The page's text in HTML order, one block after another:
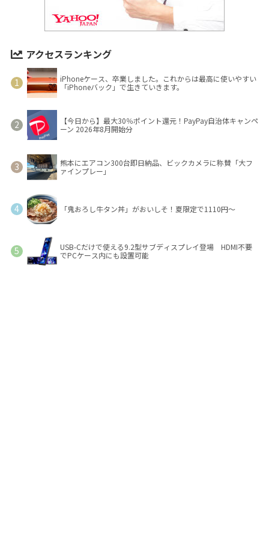
アクセスランキング
iPhoneケース、卒業しました。これからは最高に使いやすい
「iPhoneバック」で生きていきます。
【今日から】最大30％ポイント還元！PayPay自治体キャンペ
ーン 2026年8月開始分
熊本にエアコン300台即日納品、ビックカメラに称賛「大フ
ァインプレー」
「鬼おろし牛タン丼」がおいしそ！夏限定で1110円～
USB-Cだけで使える9.2型サブディスプレイ登場 HDMI不要
でPCケース内にも設置可能